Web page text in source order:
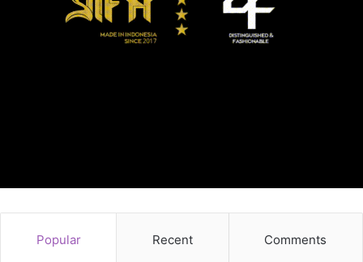
Popular Recent Comments